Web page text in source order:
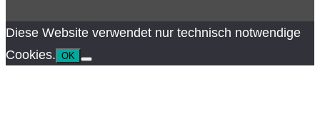
Diese Website verwendet nur technisch notwendige
Cookies. OK